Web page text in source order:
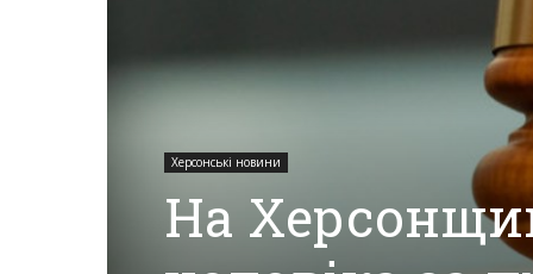
Херсонщини,
Херсонські новини
На